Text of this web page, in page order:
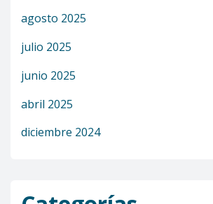
agosto 2025
julio 2025
junio 2025
abril 2025
diciembre 2024